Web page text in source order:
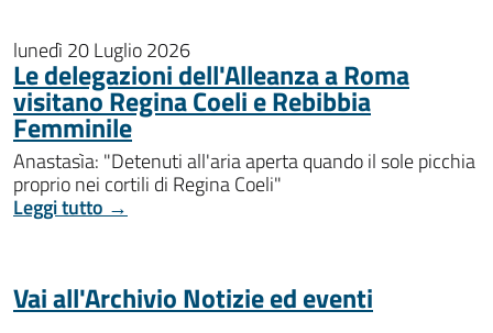
lunedì 20 Luglio 2026
Le delegazioni dell'Alleanza a Roma
visitano Regina Coeli e Rebibbia
Femminile
Anastasìa: "Detenuti all'aria aperta quando il sole picchia
proprio nei cortili di Regina Coeli"
Leggi tutto →
Vai all'Archivio Notizie ed eventi